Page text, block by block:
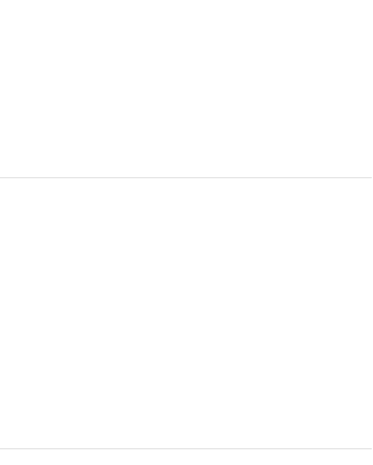
продукции локальных дизайнерских
не увеличился
зафиксировав незначительный рост
«Всемирный ежегодник обуви